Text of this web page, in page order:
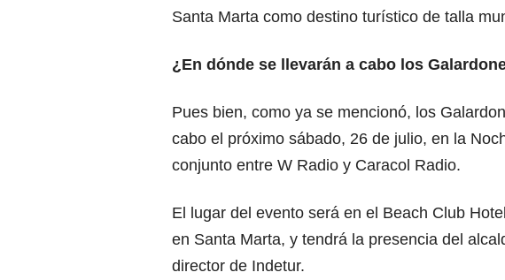
Santa Marta como destino turístico de talla
¿En dónde se llevarán a cabo los
Pues bien, como ya se mencionó, los
cabo el próximo sábado, 26 de julio, en la
conjunto entre W Radio y Caracol Radio.
El lugar del evento será en el Beach Club
en Santa Marta, y tendrá la presencia del
director de Indetur.